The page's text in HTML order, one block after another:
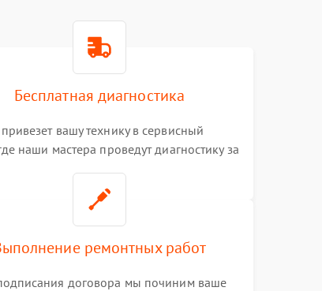
Бесплатная диагностика
вашу технику в сервисный
наши мастера проведут диагностику за
ремонтных работ
договора мы починим ваше